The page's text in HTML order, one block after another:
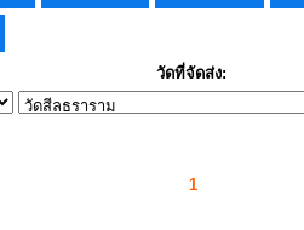
วัดที่จัดส่ง:
1